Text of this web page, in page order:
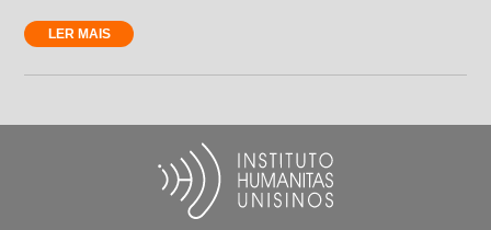
LER MAIS